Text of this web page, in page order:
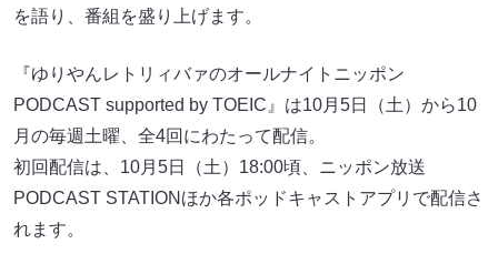
を語り、番組を盛り上げます。
『ゆりやんレトリィバァのオールナイトニッポン
PODCAST supported by TOEIC』は10月5日（土）から10
月の毎週土曜、全4回にわたって配信。
初回配信は、10月5日（土）18:00頃、ニッポン放送
PODCAST STATIONほか各ポッドキャストアプリで配信さ
れます。